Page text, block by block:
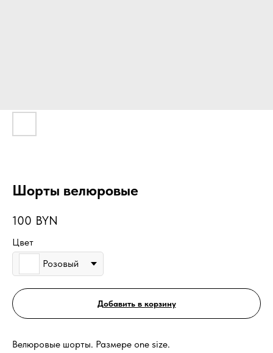
Шорты велюровые
100 BYN
Цвет
Розовый
Добавить в корзину
Велюровые шорты. Размере one size.